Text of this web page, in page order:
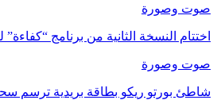
صوت وصورة
اختتام النسخة الثانية من برنامج “كفاءة”
صوت وصورة
شاطئ بورتو ريكو بطاقة بريدية ترسم